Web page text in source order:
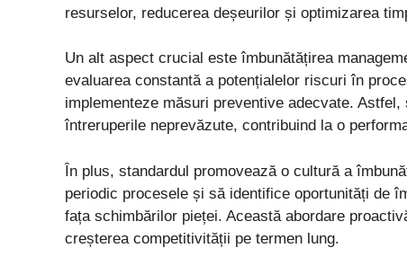
resurselor, reducerea deșeurilor și optimizarea
Un alt aspect crucial este îmbunătățirea
evaluarea constantă a potențialelor riscuri în
implementeze măsuri preventive adecvate.
întreruperile neprevăzute, contribuind la o
În plus, standardul promovează o cultură a
periodic procesele și să identifice oportunități de
fața schimbărilor pieței. Această abordare
creșterea competitivității pe termen lung.